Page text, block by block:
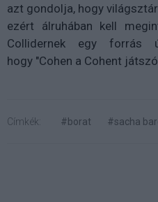
azt gondolja, hogy
ezért álruhában kell
Collidernek egy
hogy "Cohen a Cohent
Címkék: #borat #sacha